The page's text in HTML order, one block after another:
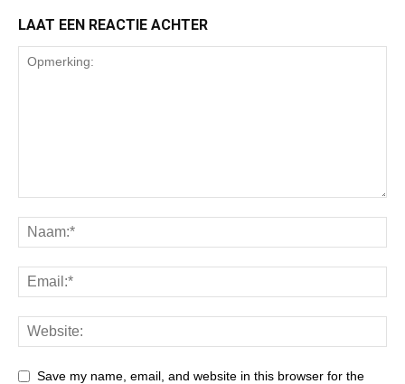
LAAT EEN REACTIE ACHTER
Save my name, email, and website in this browser for the